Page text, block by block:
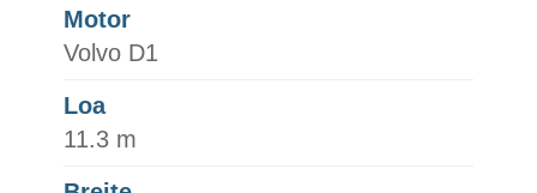
Motor
Volvo D1
Loa
11.3 m